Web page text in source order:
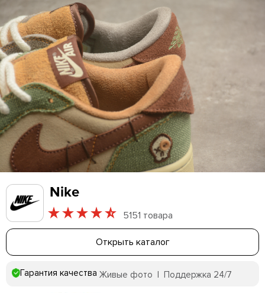
Nike
5151 товара
Открыть каталог
Гарантия качества Живые фото | Поддержка 24/7